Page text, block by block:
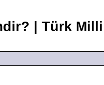
| Türk